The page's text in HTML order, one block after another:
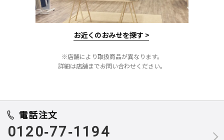
お近くのおみせを探す >
※店舗により取扱商品が異なります。
詳細は店舗までお問い合わせください。
電話注文
0120-77-1194